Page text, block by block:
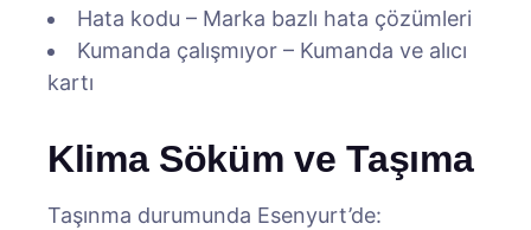
Hata kodu – Marka bazlı hata çözümleri
Kumanda çalışmıyor – Kumanda ve alıcı
kartı
Klima Söküm ve Taşıma
Taşınma durumunda Esenyurt’de: